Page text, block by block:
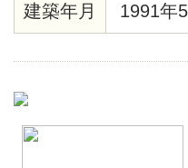
建築年月 1991